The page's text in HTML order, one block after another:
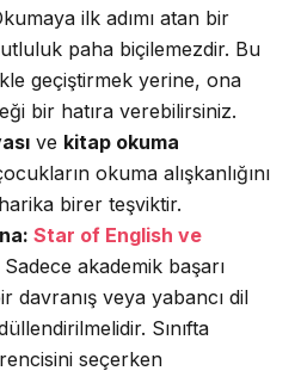
ilk adımı atan bir
paha biçilemezdir. Bu
geçiştirmek yerine, ona
bir hatıra verebilirsiniz.
ve kitap okuma
okuma alışkanlığını
birer teşviktir.
Star of English ve
akademik başarı
davranış veya yabancı dil
Sınıfta
seçerken